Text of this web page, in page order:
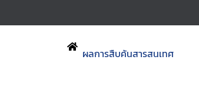
ผลการสืบค้นสารสนเทศ